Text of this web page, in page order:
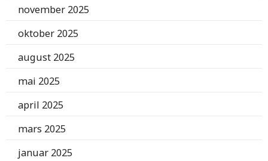
november 2025
oktober 2025
august 2025
mai 2025
april 2025
mars 2025
januar 2025